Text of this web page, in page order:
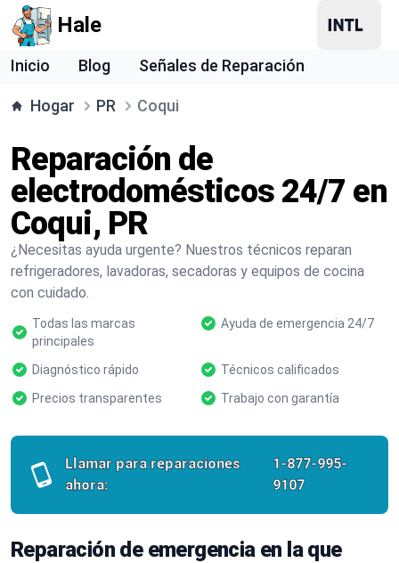
Hale
Inicio Blog Señales de Reparación
Hogar PR Coqui
Reparación de
electrodomésticos 24/7 en
Coqui, PR
¿Necesitas ayuda urgente? Nuestros técnicos reparan
refrigeradores, lavadoras, secadoras y equipos de cocina
con cuidado.
Todas las marcas
principales
Ayuda de emergencia 24/7
Diagnóstico rápido
Técnicos calificados
Precios transparentes
Trabajo con garantía
Llamar para reparaciones
ahora:
1-877-995-
9107
Reparación de emergencia en la que